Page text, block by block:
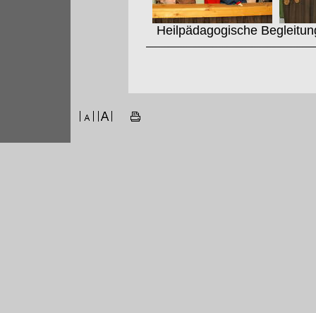
Heilpädagogische